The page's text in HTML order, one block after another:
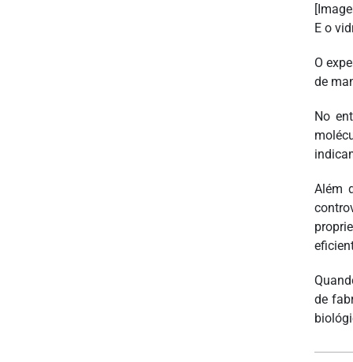
E o
O
de
No
Além
de